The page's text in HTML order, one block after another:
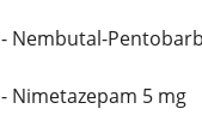
- Nembutal-
- Nimetazepam 5 mg